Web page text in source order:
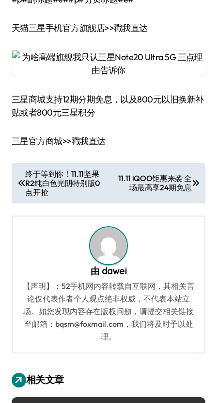
天猫三星手机官方旗舰店>>戳我直达
三星商城支持12期分期免息，以及800元以旧换新补
贴或者800元三星积分
三星官方商城>>戳我直达
章
导
航
终于等到你！11.11坚果
R2纯白色光阴特别版0
点开抢
11.11 iQOO钜惠来袭 全
场最高享24期免息
由 dawei
【声明】：52手机网内容转载自互联网，其相关言
论仅代表作者个人观点绝非权威，不代表本站立
场。如您发现内容存在版权问题，请提交相关链接
至邮箱：bqsm@foxmail.com，我们将及时予以处
理。
相关文章